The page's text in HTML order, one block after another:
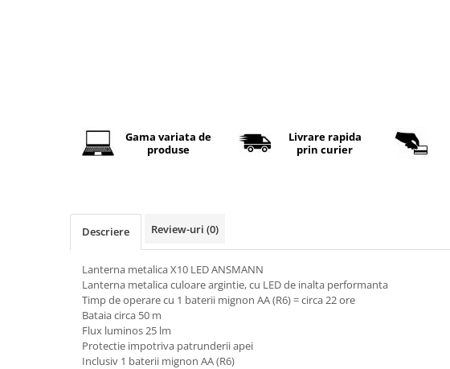
Gama variata de
produse
Livrare rapida
prin curier
Descriere Review-uri (0)
Lanterna metalica X10 LED ANSMANN
Lanterna metalica culoare argintie, cu LED de inalta performanta
Timp de operare cu 1 baterii mignon AA (R6) = circa 22 ore
Bataia circa 50 m
Flux luminos 25 lm
Protectie impotriva patrunderii apei
Inclusiv 1 baterii mignon AA (R6)